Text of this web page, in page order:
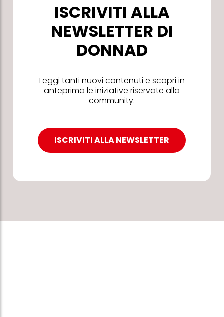
ISCRIVITI ALLA
NEWSLETTER DI
DONNAD
Leggi tanti nuovi contenuti e scopri in
anteprima le iniziative riservate alla
community.
ISCRIVITI ALLA NEWSLETTER